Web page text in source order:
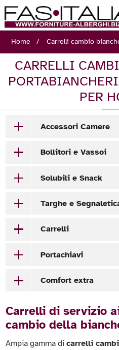
Home
Carrelli cambio
CARRELLI
PER
Accessori Camere
Bollitori e Vassoi
Solubili e Snack
Targhe e
Carrelli
Portachiavi
Comfort extra
Carrelli di servizio
cambio della
Ampia gamma dicarrelli